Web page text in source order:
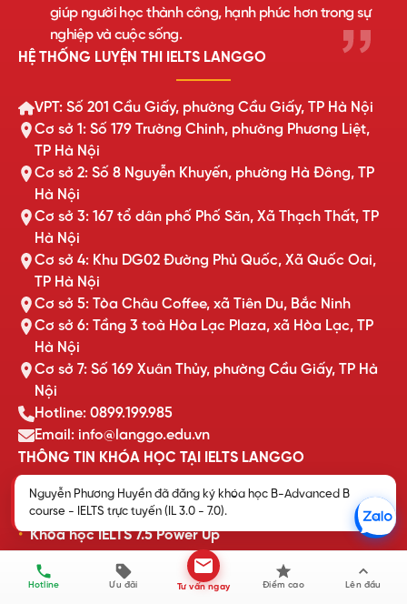
Hotline Ưu đãi Tư vấn ngay Điểm cao Lên đầu
Nguyễn Phương Huyền đã đăng ký khóa học B-Advanced B
course - IELTS trực tuyến (IL 3.0 - 7.0).
giúp người học thành công, hạnh phúc hơn trong sự
nghiệp và cuộc sống.
HỆ THỐNG LUYỆN THI IELTS LANGGO
VPT: Số 201 Cầu Giấy, phường Cầu Giấy, TP Hà Nội
Cơ sở 1: Số 179 Trường Chinh, phường Phương Liệt,
TP Hà Nội
Cơ sở 2: Số 8 Nguyễn Khuyến, phường Hà Đông, TP
Hà Nội
Cơ sở 3: 167 tổ dân phố Phố Săn, Xã Thạch Thất, TP
Hà Nội
Cơ sở 4: Khu DG02 Đường Phủ Quốc, Xã Quốc Oai,
TP Hà Nội
Cơ sở 5: Tòa Châu Coffee, xã Tiên Du, Bắc Ninh
Cơ sở 6: Tầng 3 toà Hòa Lạc Plaza, xã Hòa Lạc, TP
Hà Nội
Cơ sở 7: Số 169 Xuân Thủy, phường Cầu Giấy, TP Hà
Nội
Hotline: 0899.199.985
Email: info@langgo.edu.vn
THÔNG TIN KHÓA HỌC TẠI IELTS LANGGO
Khóa học IELTS cam kết đầu ra
Khóa học IELTS 7.5 Power Up
Khóa học IELTS Online trực tuyến
Khóa học IELTS cấp tốc